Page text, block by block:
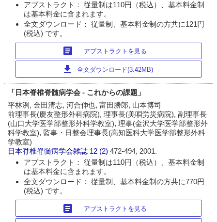
アブストラクト： 従量制は110円（税込）、基本料金制
は基本料金に含まれます。
全文ダウンロード： 従量制、基本料金制の方共に121円
(税込) です。
article アブストラクトを見る
download 全文ダウンロード(3.42MB)
「日本脊椎脊髄病学会 - これからの課題」
平林洌, 金田清志, 河合伸也, 富田勝郎, 山本博司
前理事長(慶友整形外科病院), 理事長(美唄労災病院), 副理事長
(山口大学医学部整形外科学教室), 理事(金沢大学医学部整形外
科学教室), 監事・日整会理事長(高知医科大学医学部整形外科
学教室)
日本脊椎脊髄病学会雑誌 12 (2)472-494, 2001.
アブストラクト： 従量制は110円（税込）、基本料金制
は基本料金に含まれます。
全文ダウンロード： 従量制、基本料金制の方共に770円
(税込) です。
article アブストラクトを見る